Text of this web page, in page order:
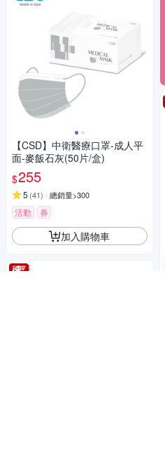
【CSD】中衛醫療口罩-成人平
面-麥飯石灰(50片/盒)
$255
5 (41) 總銷量>300
活動 券
加入購物車